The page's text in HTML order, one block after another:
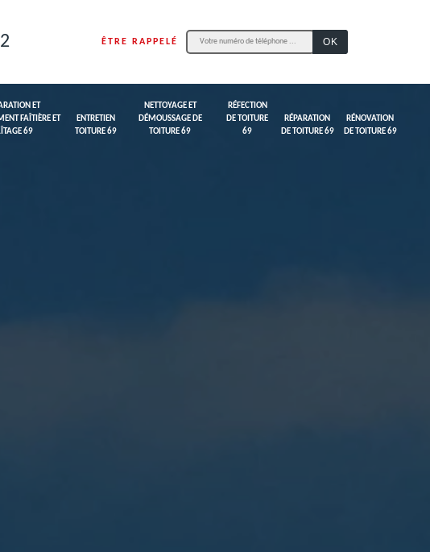
ÊTRE RAPPELÉ
ET
FAÎTIÈRE ET
69
ENTRETIEN
TOITURE 69
NETTOYAGE ET
DÉMOUSSAGE DE
TOITURE 69
RÉFECTION
DE TOITURE
69
RÉPARATION
DE TOITURE 69
RÉNOVATION
DE TOITURE 69